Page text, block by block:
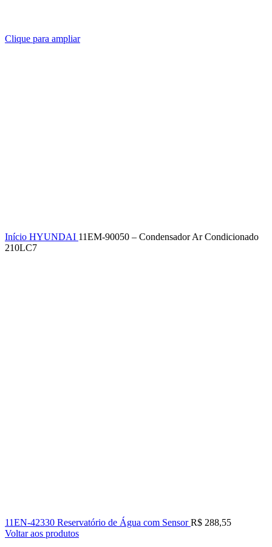
Clique para ampliar
Início HYUNDAI 11EM-90050 – Condensador Ar Condicionado
210LC7
11EN-42330 Reservatório de Água com SensorR$ 288,55
Voltar aos produtos